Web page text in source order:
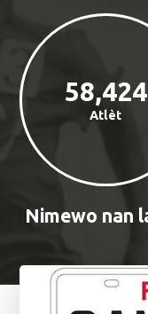
Atlèt
58,424
Nimewo nan
Karakteristik